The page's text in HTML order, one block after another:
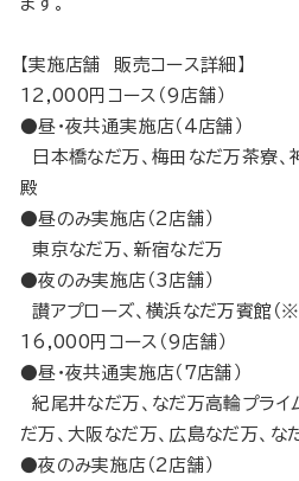
【実施店舗 販売コース詳細】
12,000円コース（9店舗）
●昼・夜共通実施店（4店舗）
日本橋なだ万、梅田なだ万茶寮、
殿
●昼のみ実施店（2店舗）
東京なだ万、新宿なだ万
●夜のみ実施店（3店舗）
讃アプローズ、横浜なだ万賓館（※
16,000円コース（9店舗）
●昼・夜共通実施店（7店舗）
紀尾井なだ万、なだ万高輪プライ
だ万、大阪なだ万、広島なだ万、な
●夜のみ実施店（2店舗）